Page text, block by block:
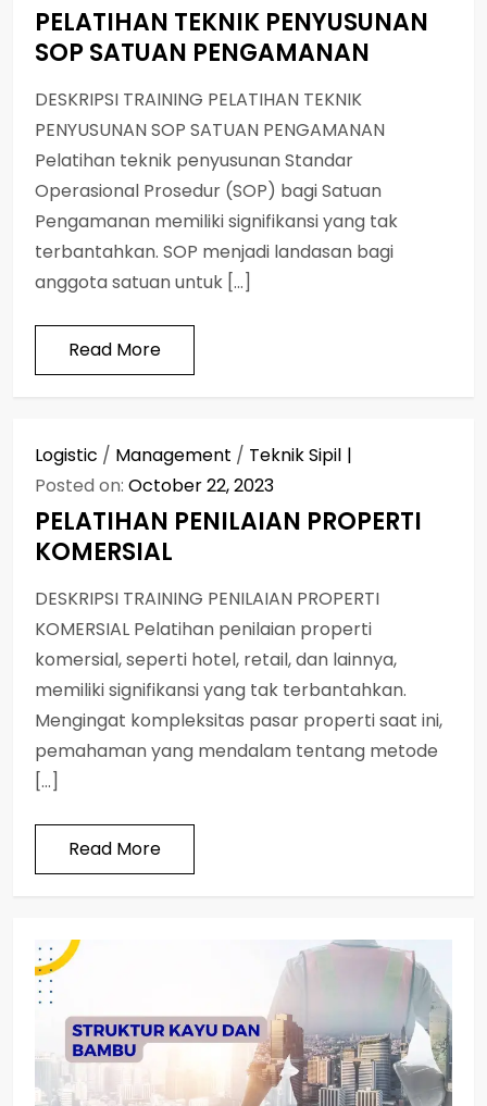
PELATIHAN TEKNIK PENYUSUNAN
SOP SATUAN PENGAMANAN
DESKRIPSI TRAINING PELATIHAN TEKNIK
PENYUSUNAN SOP SATUAN PENGAMANAN
Pelatihan teknik penyusunan Standar
Operasional Prosedur (SOP) bagi Satuan
Pengamanan memiliki signifikansi yang tak
terbantahkan. SOP menjadi landasan bagi
anggota satuan untuk […]
Read More
Logistic / Management / Teknik Sipil
Posted on: October 22, 2023
PELATIHAN PENILAIAN PROPERTI
KOMERSIAL
DESKRIPSI TRAINING PENILAIAN PROPERTI
KOMERSIAL Pelatihan penilaian properti
komersial, seperti hotel, retail, dan lainnya,
memiliki signifikansi yang tak terbantahkan.
Mengingat kompleksitas pasar properti saat ini,
pemahaman yang mendalam tentang metode
[…]
Read More